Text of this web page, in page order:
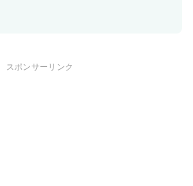
スポンサーリンク